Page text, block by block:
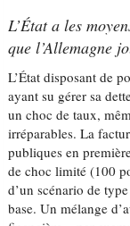
L’État a les
que l’Allemagne
L’État disposant de
ayant su gérer sa
un choc de taux,
irréparables. La
publiques en
de choc limité (100
d’un scénario de
base. Un mélange